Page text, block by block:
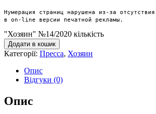
Нумерация страниц нарушена из-за отсутствия
в on-line версии печатной рекламы.
"Хозяин" №14/2020 кількість
Додати в кошик
Категорії: Пресса, Хозяин
Опис
Відгуки (0)
Опис